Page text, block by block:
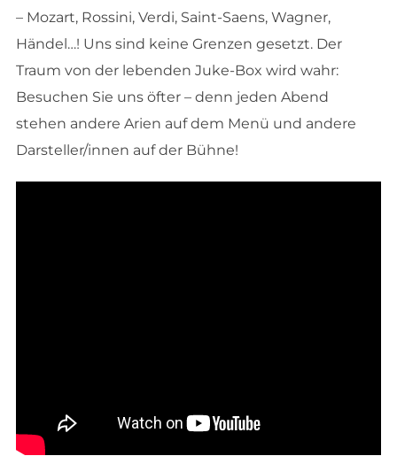
– Mozart, Rossini, Verdi, Saint-Saens, Wagner,
Händel…! Uns sind keine Grenzen gesetzt. Der
Traum von der lebenden Juke-Box wird wahr:
Besuchen Sie uns öfter – denn jeden Abend
stehen andere Arien auf dem Menü und andere
Darsteller/innen auf der Bühne!